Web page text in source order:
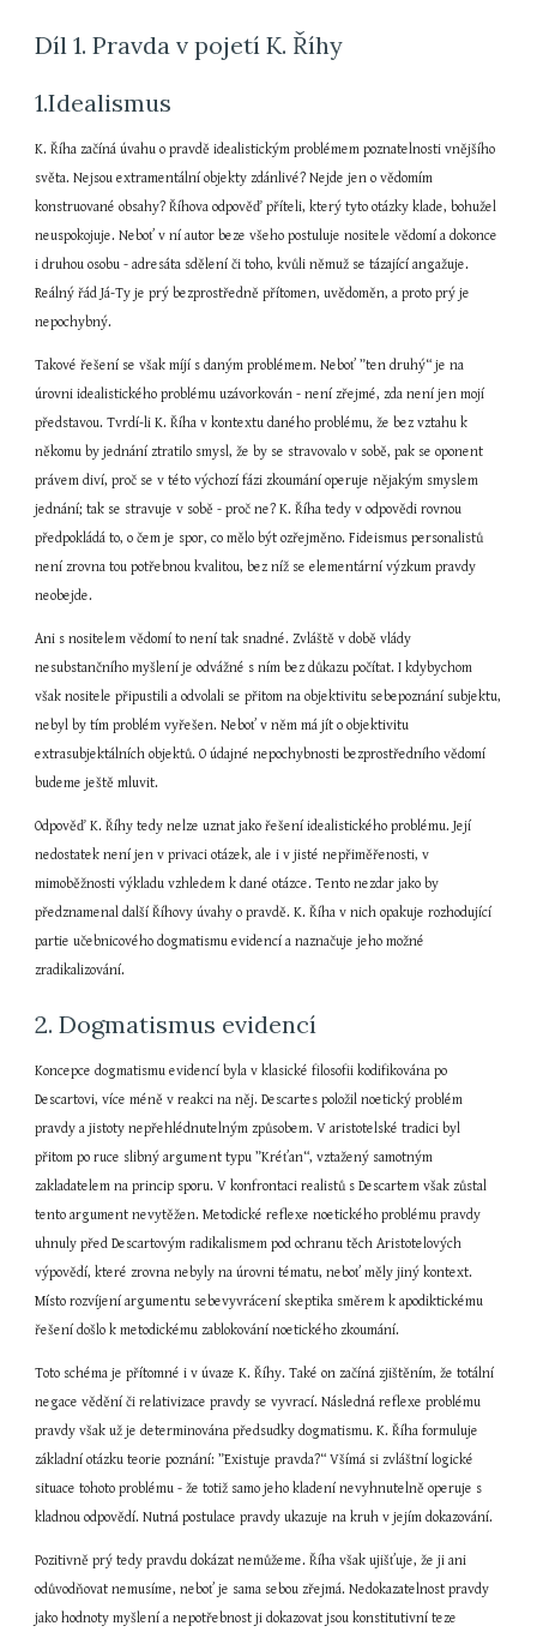
Díl 1. Pravda v pojetí K. Říhy
1.Idealismus
K. Říha začíná úvahu o pravdě idealistickým problémem poznatelnosti vnějšího
světa. Nejsou extramentální objekty zdánlivé? Nejde jen o vědomím
konstruované obsahy? Říhova odpověď příteli, který tyto otázky klade, bohužel
neuspokojuje. Neboť v ní autor beze všeho postuluje nositele vědomí a dokonce
i druhou osobu - adresáta sdělení či toho, kvůli němuž se tázající angažuje.
Reálný řád Já-Ty je prý bezprostředně přítomen, uvědoměn, a proto prý je
nepochybný.
Takové řešení se však míjí s daným problémem. Neboť ”ten druhý“ je na
úrovni idealistického problému uzávorkován - není zřejmé, zda není jen mojí
představou. Tvrdí-li K. Říha v kontextu daného problému, že bez vztahu k
někomu by jednání ztratilo smysl, že by se stravovalo v sobě, pak se oponent
právem diví, proč se v této výchozí fázi zkoumání operuje nějakým smyslem
jednání; tak se stravuje v sobě - proč ne? K. Říha tedy v odpovědi rovnou
předpokládá to, o čem je spor, co mělo být ozřejměno. Fideismus personalistů
není zrovna tou potřebnou kvalitou, bez níž se elementární výzkum pravdy
neobejde.
Ani s nositelem vědomí to není tak snadné. Zvláště v době vlády
nesubstančního myšlení je odvážné s ním bez důkazu počítat. I kdybychom
však nositele připustili a odvolali se přitom na objektivitu sebepoznání subjektu,
nebyl by tím problém vyřešen. Neboť v něm má jít o objektivitu
extrasubjektálních objektů. O údajné nepochybnosti bezprostředního vědomí
budeme ještě mluvit.
Odpověď K. Říhy tedy nelze uznat jako řešení idealistického problému. Její
nedostatek není jen v privaci otázek, ale i v jisté nepřiměřenosti, v
mimoběžnosti výkladu vzhledem k dané otázce. Tento nezdar jako by
předznamenal další Říhovy úvahy o pravdě. K. Říha v nich opakuje rozhodující
partie učebnicového dogmatismu evidencí a naznačuje jeho možné
zradikalizování.
2. Dogmatismus evidencí
Koncepce dogmatismu evidencí byla v klasické filosofii kodifikována po
Descartovi, více méně v reakci na něj. Descartes položil noetický problém
pravdy a jistoty nepřehlédnutelným způsobem. V aristotelské tradici byl
přitom po ruce slibný argument typu ”Kréťan“, vztažený samotným
zakladatelem na princip sporu. V konfrontaci realistů s Descartem však zůstal
tento argument nevytěžen. Metodické reflexe noetického problému pravdy
uhnuly před Descartovým radikalismem pod ochranu těch Aristotelových
výpovědí, které zrovna nebyly na úrovni tématu, neboť měly jiný kontext.
Místo rozvíjení argumentu sebevyvrácení skeptika směrem k apodiktickému
řešení došlo k metodickému zablokování noetického zkoumání.
Toto schéma je přítomné i v úvaze K. Říhy. Také on začíná zjištěním, že totální
negace vědění či relativizace pravdy se vyvrací. Následná reflexe problému
pravdy však už je determinována předsudky dogmatismu. K. Říha formuluje
základní otázku teorie poznání: ”Existuje pravda?“ Všímá si zvláštní logické
situace tohoto problému - že totiž samo jeho kladení nevyhnutelně operuje s
kladnou odpovědí. Nutná postulace pravdy ukazuje na kruh v jejím dokazování.
Pozitivně prý tedy pravdu dokázat nemůžeme. Říha však ujišťuje, že ji ani
odůvodňovat nemusíme, neboť je sama sebou zřejmá. Nedokazatelnost pravdy
jako hodnoty myšlení a nepotřebnost ji dokazovat jsou konstitutivní teze